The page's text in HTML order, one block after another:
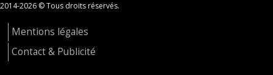
2014-2026 © Tous droits réservés.
Mentions légales
Contact & Publicité